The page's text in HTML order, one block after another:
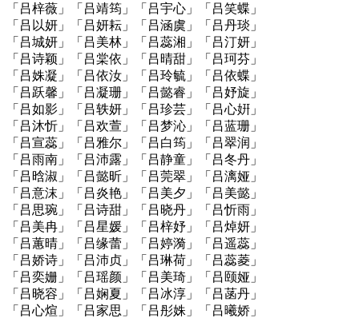
「吕梓薇」「吕靖筠」「吕宇心」「吕笑蝶」
「吕以妍」「吕妍耘」「吕涵虞」「吕丹琰」
「吕城妍」「吕美林」「吕蕊湘」「吕汀妍」
「吕诗颖」「吕棠依」「吕晴甜」「吕珂芬」
「吕姝凝」「吕依汝」「吕玲毓」「吕依蝶」
「吕跃馨」「吕凝珊」「吕懿睿」「吕妤旋」
「吕如影」「吕轶妍」「吕珍芸」「吕心姸」
「吕沐忻」「吕欢萱」「吕梦沁」「吕蓝珊」
「吕宣蕊」「吕雅尔」「吕白筠」「吕翠润」
「吕雨南」「吕沛露」「吕静童」「吕冬丹」
「吕晗淑」「吕懿昕」「吕莞翠」「吕漓娅」
「吕意沫」「吕炎艳」「吕美夕」「吕美懿」
「吕思琬」「吕诗甜」「吕晓丹」「吕忻雨」
「吕美冉」「吕星媛」「吕梓妤」「吕焯妍」
「吕蕙晴」「吕缘蕾」「吕婷漪」「吕遥蕊」
「吕娇诗」「吕沛贞」「吕琳荷」「吕蕊菱」
「吕奕姗」「吕瑶颜」「吕美琦」「吕颐娅」
「吕晓容」「吕娴夏」「吕冰淳」「吕菡丹」
「吕心煊」「吕家思」「吕彤姝」「吕曦娇」